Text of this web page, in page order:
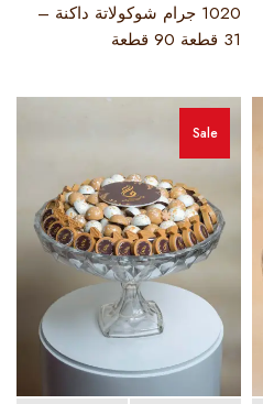
1020 جرام شوكولاتة داكنة –
31 قطعة 90 قطعة
Sale